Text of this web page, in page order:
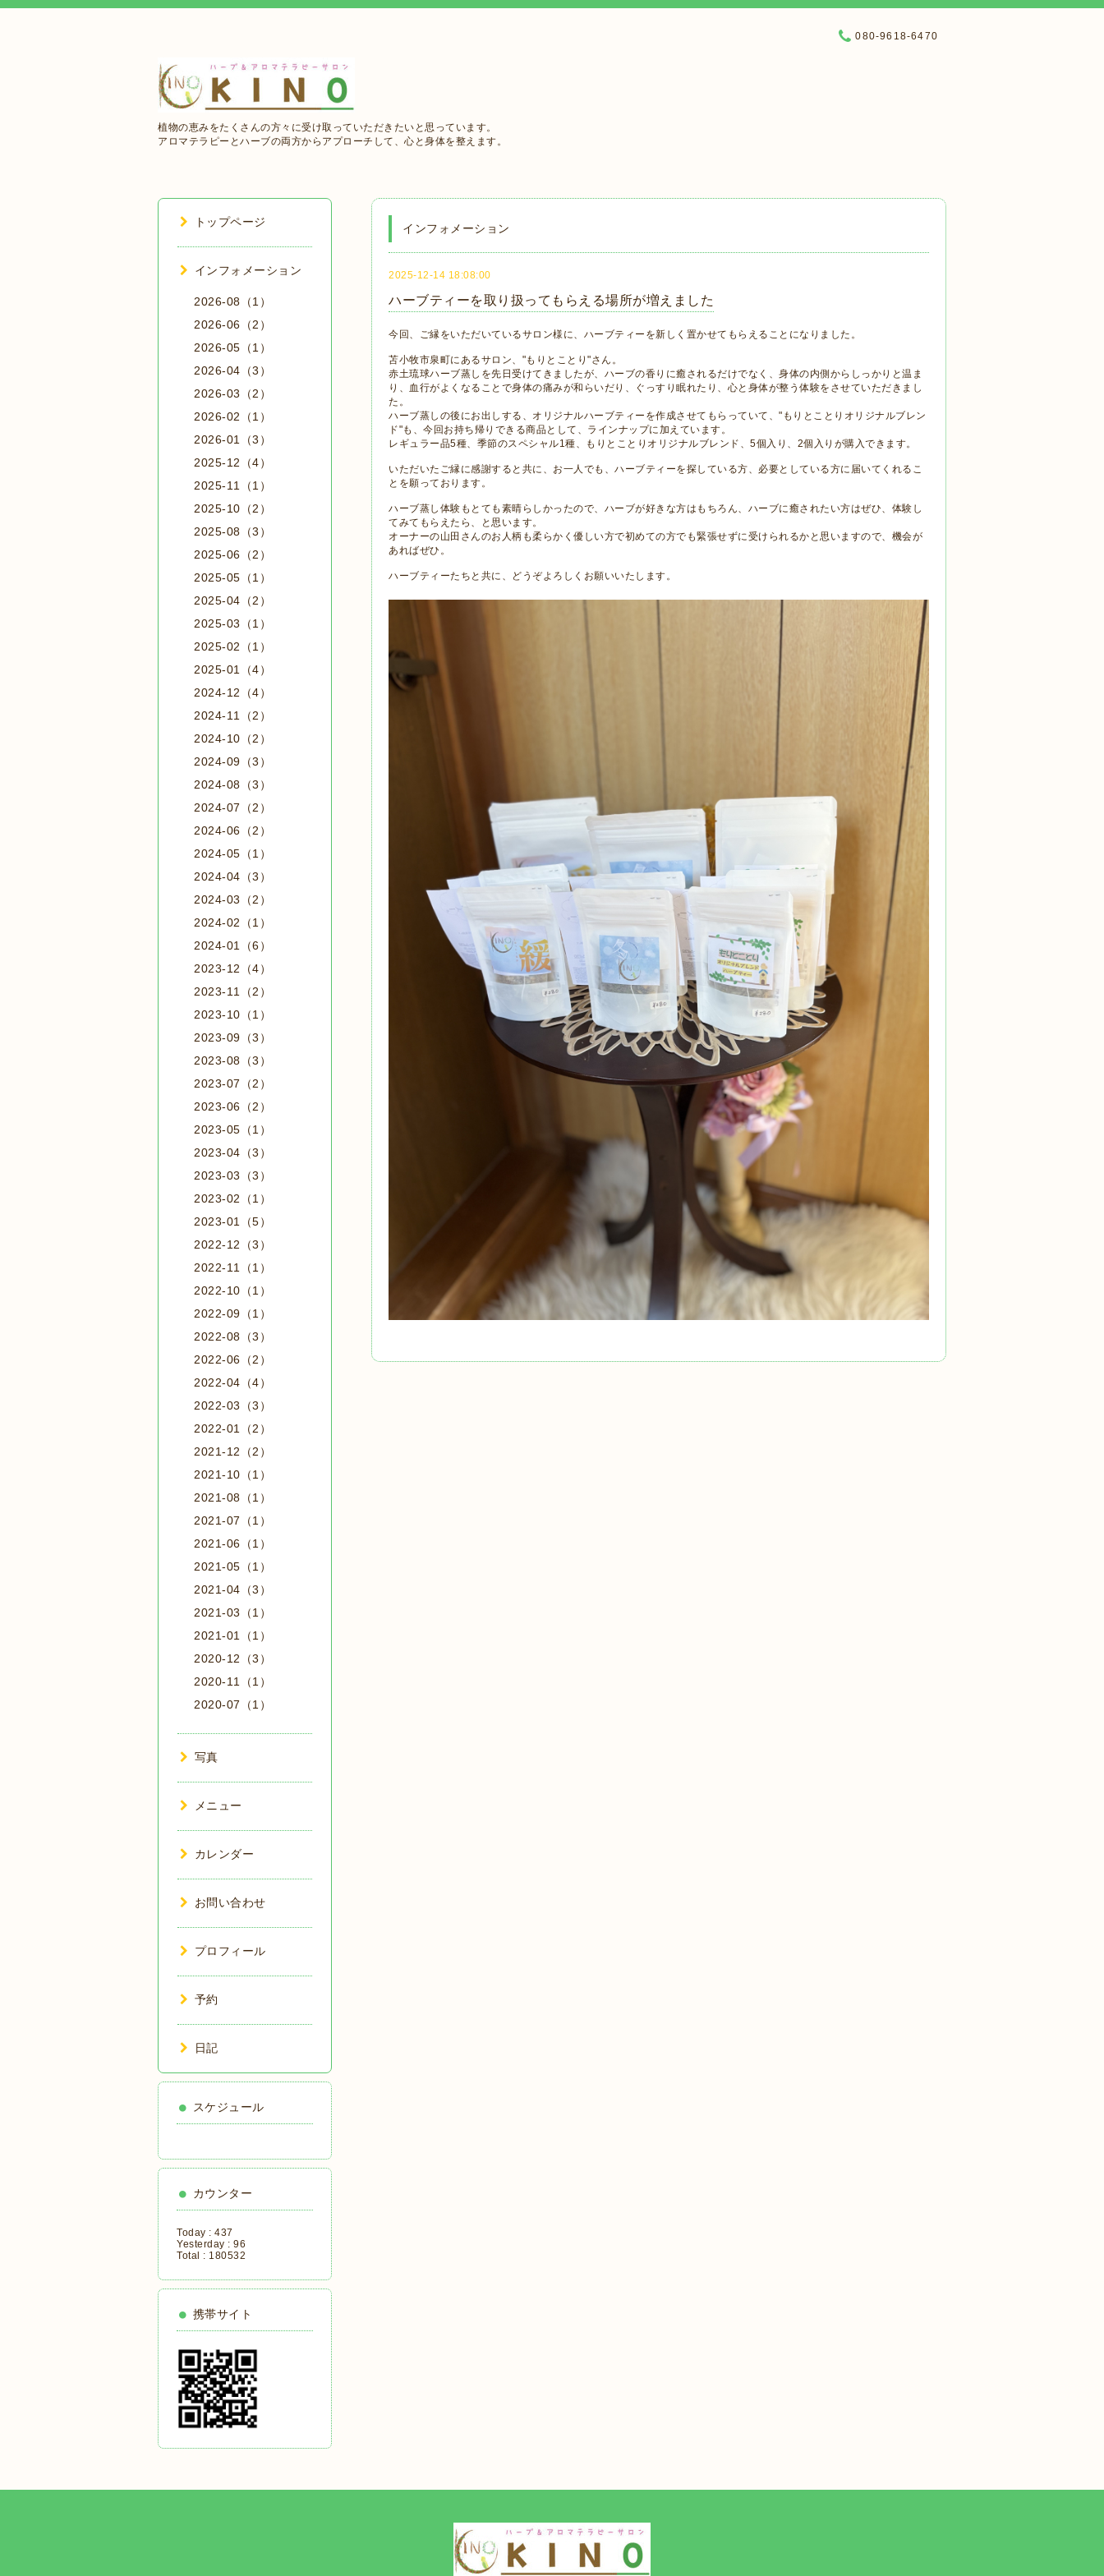
植物の恵みをたくさんの方々に受け取っていただきたいと思っています。
アロマテラピーとハーブの両方からアプローチして、心と身体を整えます。
080-9618-6470
インフォメーション
2025-12-14 18:08:00
ハーブティーを取り扱ってもらえる場所が増えました
今回、ご縁をいただいているサロン様に、ハーブティーを新しく置かせてもらえることになりました。
苫小牧市泉町にあるサロン、"もりとことり"さん。
赤土琉球ハーブ蒸しを先日受けてきましたが、ハーブの香りに癒されるだけでなく、身体の内側からしっかりと温ま
り、血行がよくなることで身体の痛みが和らいだり、ぐっすり眠れたり、心と身体が整う体験をさせていただきまし
た。
ハーブ蒸しの後にお出しする、オリジナルハーブティーを作成させてもらっていて、"もりとことりオリジナルブレン
ド"も、今回お持ち帰りできる商品として、ラインナップに加えています。
レギュラー品5種、季節のスペシャル1種、もりとことりオリジナルブレンド、5個入り、2個入りが購入できます。
いただいたご縁に感謝すると共に、お一人でも、ハーブティーを探している方、必要としている方に届いてくれるこ
とを願っております。
ハーブ蒸し体験もとても素晴らしかったので、ハーブが好きな方はもちろん、ハーブに癒されたい方はぜひ、体験し
てみてもらえたら、と思います。
オーナーの山田さんのお人柄も柔らかく優しい方で初めての方でも緊張せずに受けられるかと思いますので、機会が
あればぜひ。
ハーブティーたちと共に、どうぞよろしくお願いいたします。
トップページ
インフォメーション
2026-08（1）
2026-06（2）
2026-05（1）
2026-04（3）
2026-03（2）
2026-02（1）
2026-01（3）
2025-12（4）
2025-11（1）
2025-10（2）
2025-08（3）
2025-06（2）
2025-05（1）
2025-04（2）
2025-03（1）
2025-02（1）
2025-01（4）
2024-12（4）
2024-11（2）
2024-10（2）
2024-09（3）
2024-08（3）
2024-07（2）
2024-06（2）
2024-05（1）
2024-04（3）
2024-03（2）
2024-02（1）
2024-01（6）
2023-12（4）
2023-11（2）
2023-10（1）
2023-09（3）
2023-08（3）
2023-07（2）
2023-06（2）
2023-05（1）
2023-04（3）
2023-03（3）
2023-02（1）
2023-01（5）
2022-12（3）
2022-11（1）
2022-10（1）
2022-09（1）
2022-08（3）
2022-06（2）
2022-04（4）
2022-03（3）
2022-01（2）
2021-12（2）
2021-10（1）
2021-08（1）
2021-07（1）
2021-06（1）
2021-05（1）
2021-04（3）
2021-03（1）
2021-01（1）
2020-12（3）
2020-11（1）
2020-07（1）
写真
メニュー
カレンダー
お問い合わせ
プロフィール
予約
日記
スケジュール
カウンター
Today : 437
Yesterday : 96
Total : 180532
携帯サイト